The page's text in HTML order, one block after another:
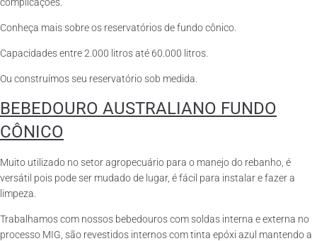
Conheça mais sobre os reservatórios de fundo cônico.
Capacidades entre 2.000 litros até 60.000 litros.
Ou construímos seu reservatório sob medida.
BEBEDOURO AUSTRALIANO FUNDO
CÔNICO
Muito utilizado no setor agropecuário para o manejo do rebanho, é
versátil pois pode ser mudado de lugar, é fácil para instalar e fazer a
limpeza.
Trabalhamos com nossos bebedouros com soldas interna e externa no
processo MIG, são revestidos internos com tinta epóxi azul mantendo a